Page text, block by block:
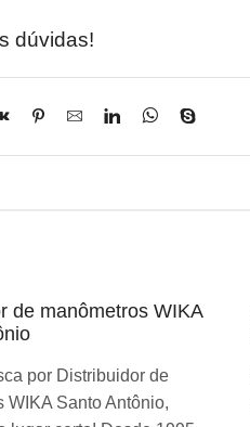
dúvidas!
de manômetros WIKA
por Distribuidor de
WIKA Santo Antônio,